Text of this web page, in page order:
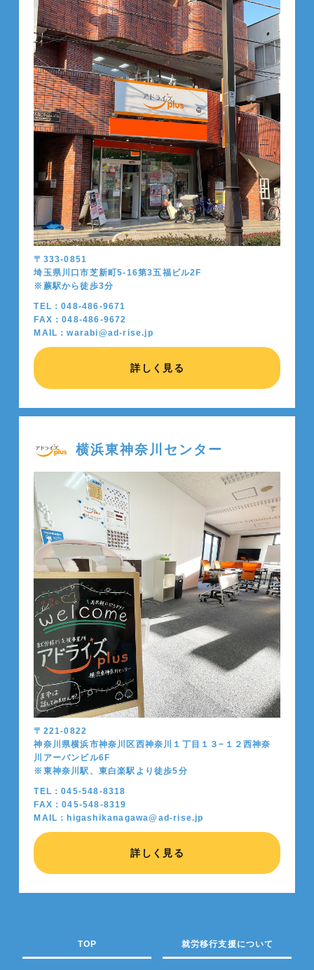
〒333-0851
埼玉県川口市芝新町5-16第3五福ビル2F
※蕨駅から徒歩3分
TEL：048-486-9671
FAX：048-486-9672
MAIL：warabi@ad-rise.jp
詳しく見る
横浜東神奈川センター
〒221-0822
神奈川県横浜市神奈川区西神奈川１丁目１３−１２西神奈
川アーバンビル6F
※東神奈川駅、東白楽駅より徒歩5分
TEL：045-548-8318
FAX：045-548-8319
MAIL：higashikanagawa@ad-rise.jp
詳しく見る
TOP 就労移行支援について